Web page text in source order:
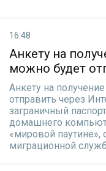
16:48
Анкету на
можно будет
Анкету на
отправить через
заграничный
домашнего
«мировой
миграционной